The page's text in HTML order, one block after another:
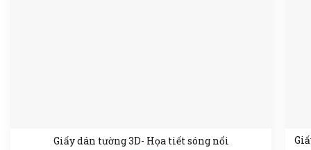
Giấy dán tường 3D- Họa tiết sóng nổi